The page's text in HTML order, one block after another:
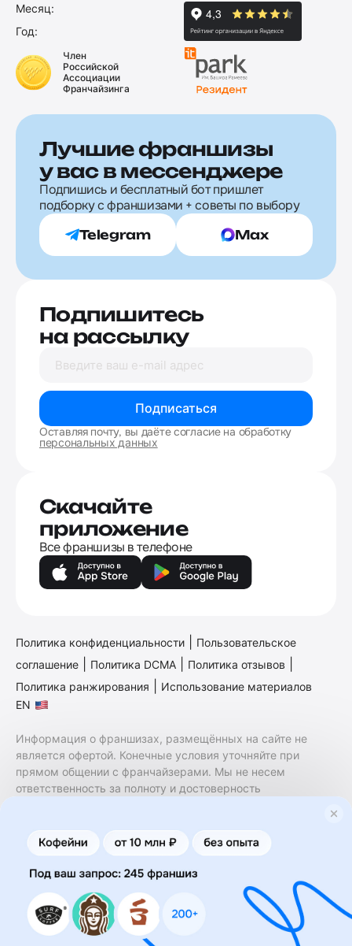
Месяц:
Год:
Член
Российской
Ассоциации
Франчайзинга
Лучшие франшизы
у вас в мессенджере
Подпишись и бесплатный бот пришлет
подборку с франшизами + советы по выбору
Telegram Max
Подпишитесь
на рассылку
Подписаться
Оставляя почту, вы даёте согласие на обработку
персональных данных
Скачайте
приложение
Все франшизы в телефоне
Политика конфиденциальности
Пользовательское
соглашение
Политика DCMA Политика отзывов
Политика ранжирования
Использование материалов
EN
Информация о франшизах, размещённых на сайте не
является офертой. Конечные условия уточняйте при
прямом общении с франчайзерами. Мы не несем
ответственность за полноту и достоверность
финансовые услуги. Заключение договоров
коммерческой концессии (франчайзинга) осуществляется
правообладателями/их представителями. Бизнесменс.ру
не является посредником или представителем
правообладателя и не несет ответственность за условия
предоставления франшизы и действия лиц,
осуществленные на основании информации, имеющейся